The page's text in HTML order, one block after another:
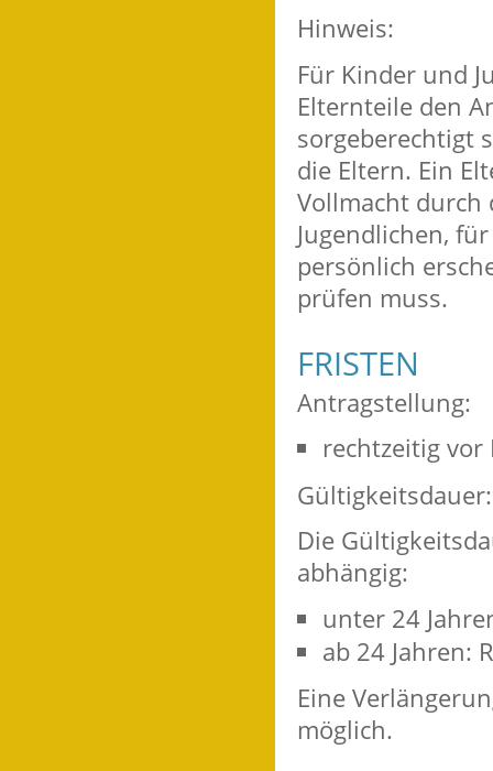
Hinweis:
Für Kinder und
Elternteile den
sorgeberechtigt
die Eltern. Ein
Vollmacht durch
Jugendlichen,
persönlich
prüfen muss.
FRISTEN
Antragstellung:
rechtzeitig
Gültigkeitsdauer:
Die
abhängig:
unter 24
ab 24 Jahren:
Eine
möglich.